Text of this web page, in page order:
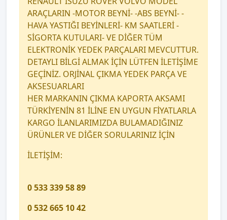
ARAÇLARIN -MOTOR BEYNİ- -ABS BEYNİ- -
HAVA YASTIĞI BEYİNLERİ- KM SAATLERİ -
SİGORTA KUTULARI- VE DİĞER TÜM
ELEKTRONİK YEDEK PARÇALARI MEVCUTTUR.
DETAYLI BİLGİ ALMAK İÇİN LÜTFEN İLETİŞİME
GEÇİNİZ. ORJİNAL ÇIKMA YEDEK PARÇA VE
AKSESUARLARI
HER MARKANIN ÇIKMA KAPORTA AKSAMI
TÜRKİYENİN 81 İLİNE EN UYGUN FİYATLARLA
KARGO İLANLARIMIZDA BULAMADIĞINIZ
ÜRÜNLER VE DİĞER SORULARINIZ İÇİN
İLETİŞİM:
0 533 339 58 89
0 532 665 10 42